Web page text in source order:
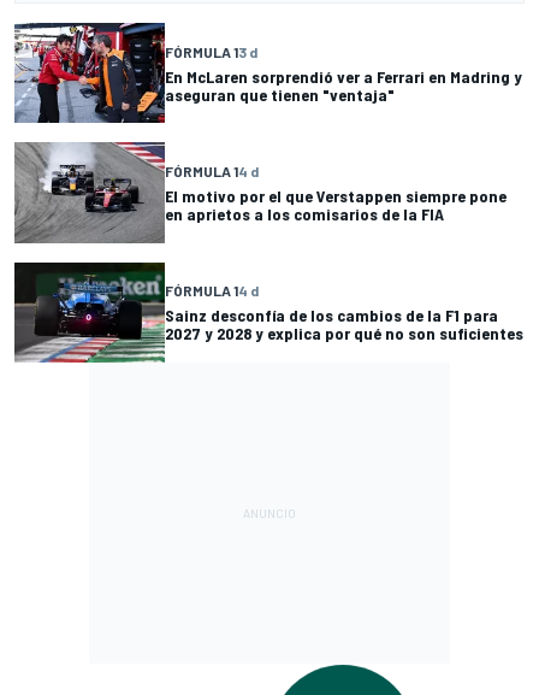
FÓRMULA 13 d
En McLaren sorprendió ver a Ferrari en Madring y
aseguran que tienen "ventaja"
FÓRMULA 14 d
El motivo por el que Verstappen siempre pone
en aprietos a los comisarios de la FIA
FÓRMULA 14 d
Sainz desconfía de los cambios de la F1 para
2027 y 2028 y explica por qué no son suficientes